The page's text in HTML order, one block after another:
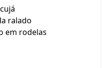
ralado
em rodelas